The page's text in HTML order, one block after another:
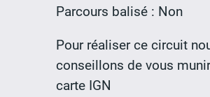
Parcours balisé : Non
Pour réaliser ce circuit
conseillons de vous
carte IGN